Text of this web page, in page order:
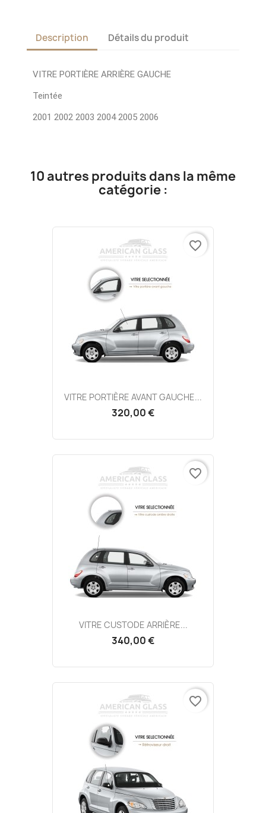
Description Détails du produit
VITRE PORTIÈRE ARRIÈRE GAUCHE
Teintée
2001 2002 2003 2004 2005 2006
10 autres produits dans la même
catégorie :
VITRE PORTIÈRE AVANT GAUCHE...
320,00 €
favorite_border
VITRE CUSTODE ARRIÈRE...
340,00 €
favorite_border
favorite_border